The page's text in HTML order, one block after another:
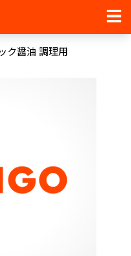
ク醤油 調理用